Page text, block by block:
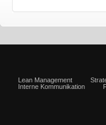
Lean Management
Interne Kommunikation